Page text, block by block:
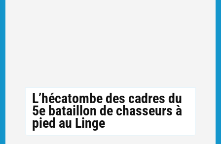
L’hécatombe des cadres du
5e bataillon de chasseurs à
pied au Linge